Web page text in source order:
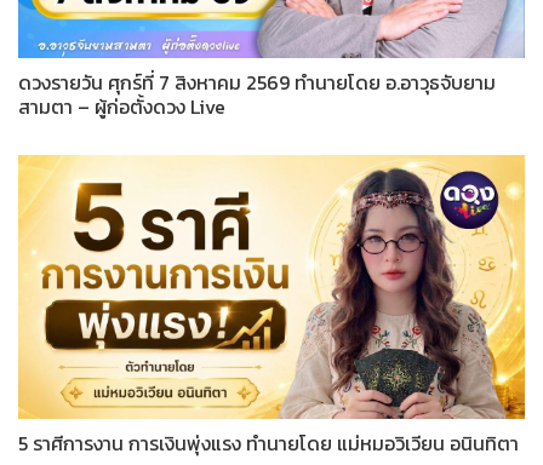
ดวงรายวัน ศุกร์ที่ 7 สิงหาคม 2569 ทำนายโดย อ.อาวุธจับยาม
สามตา – ผู้ก่อตั้งดวง Live
5 ราศีการงาน การเงินพุ่งแรง ทำนายโดย แม่หมอวิเวียน อนินทิตา